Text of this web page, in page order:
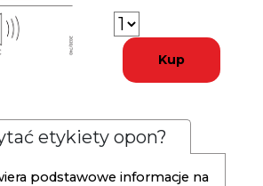
Kup
etykiety opon?
podstawowe informacje na